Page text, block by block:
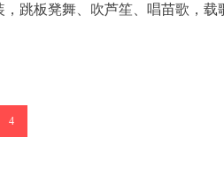
跳板凳舞、吹芦笙、唱苗歌，载
4